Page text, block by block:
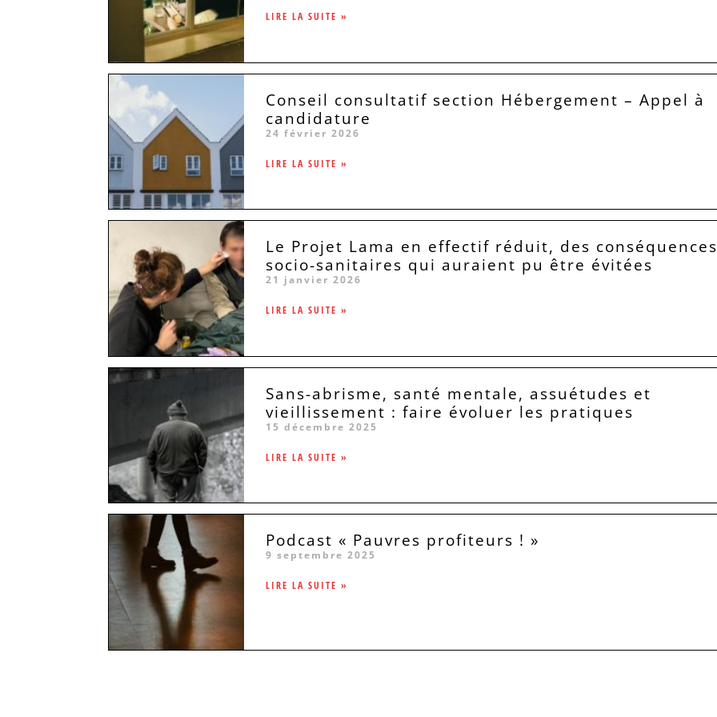
LIRE LA SUITE »
Conseil consultatif section Hébergement – Appel à
candidature
24 février 2026
LIRE LA SUITE »
Le Projet Lama en effectif réduit, des conséquences
socio-sanitaires qui auraient pu être évitées
21 janvier 2026
LIRE LA SUITE »
Sans-abrisme, santé mentale, assuétudes et
vieillissement : faire évoluer les pratiques
15 décembre 2025
LIRE LA SUITE »
Podcast « Pauvres profiteurs ! »
9 septembre 2025
LIRE LA SUITE »